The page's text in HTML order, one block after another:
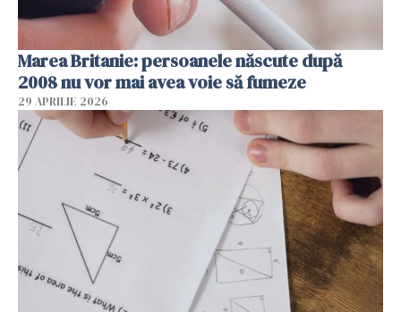
Marea Britanie: persoanele născute după
2008 nu vor mai avea voie să fumeze
29 APRILIE 2026